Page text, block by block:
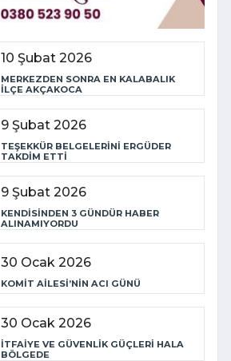
10 Şubat 2026
MERKEZDEN SONRA EN KALABALIK
İLÇE AKÇAKOCA
9 Şubat 2026
TEŞEKKÜR BELGELERİNİ ERGÜDER
TAKDİM ETTİ
9 Şubat 2026
KENDİSİNDEN 3 GÜNDÜR HABER
ALINAMIYORDU
30 Ocak 2026
KOMİT AİLESİ’NİN ACI GÜNÜ
30 Ocak 2026
İTFAİYE VE GÜVENLİK GÜÇLERİ HALA
BÖLGEDE